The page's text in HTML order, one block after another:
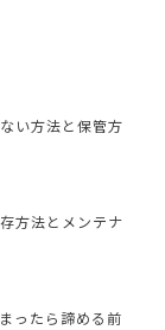
い方法と保管方
方法とメンテナ
ったら諦める前